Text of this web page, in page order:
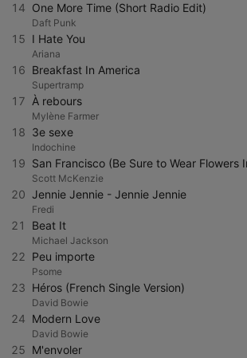
14 One More Time (Short Radio Edit)
Daft Punk
15 I Hate You
Ariana
16 Breakfast In America
Supertramp
17 À rebours
Mylène Farmer
18 3e sexe
Indochine
19
Scott McKenzie
20 Jennie Jennie - Jennie Jennie
Fredi
21 Beat It
Michael Jackson
22 Peu importe
Psome
23 Héros (French Single Version)
David Bowie
24 Modern Love
David Bowie
25 M'envoler